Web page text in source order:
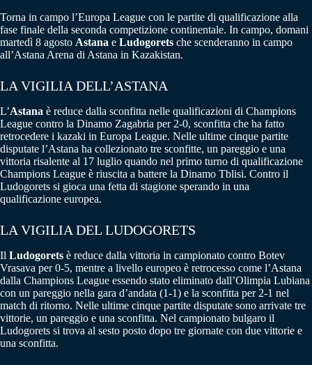
Torna in campo l’Europa League con le partite di qualificazione alla
fase finale della seconda competizione continentale. In campo, domani
martedì 8 agosto Astana e Ludogorets che scenderanno in campo
all’Astana Arena di Astana in Kazakistan.
LA VIGILIA DELL’ASTANA
L’Astana è reduce dalla sconfitta nelle qualificazioni di Champions
League contro la Dinamo Zagabria per 2-0, sconfitta che ha fatto
retrocedere i kazaki in Europa League. Nelle ultime cinque partite
disputate l’Astana ha collezionato tre sconfitte, un pareggio e una
vittoria risalente al 17 luglio quando nel primo turno di qualificazione
Champions League è riuscita a battere la Dinamo Tblisi. Contro il
Ludogorets si gioca una fetta di stagione sperando in una
qualificazione europea.
LA VIGILIA DEL LUDOGORETS
Il Ludogorets è reduce dalla vittoria in campionato contro Botev
Vrasava per 0-5, mentre a livello europeo è retrocesso come l’Astana
dalla Champions League essendo stato eliminato dall’Olimpia Lubiana
con un pareggio nella gara d’andata (1-1) e la sconfitta per 2-1 nel
match di ritorno. Nelle ultime cinque partite disputate sono arrivate tre
vittorie, un pareggio e una sconfitta. Nel campionato bulgaro il
Ludogorets si trova al sesto posto dopo tre giornate con due vittorie e
una sconfitta.